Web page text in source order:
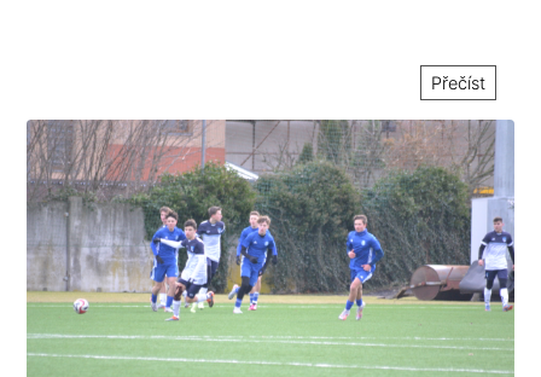
Přečíst